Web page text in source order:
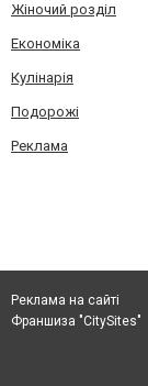
Жіночий розділ
Економіка
Кулінарія
Подорожі
Реклама
Реклама на сайті
Франшиза "CitySites"